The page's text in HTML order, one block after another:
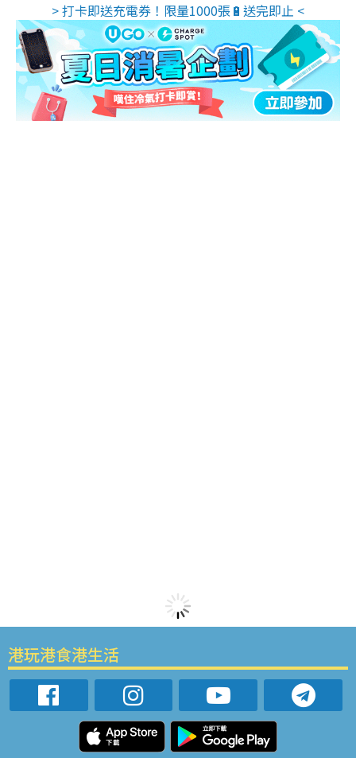
> 打卡即送充電券！限量1000張🔋送完即止 <
港玩港食港生活